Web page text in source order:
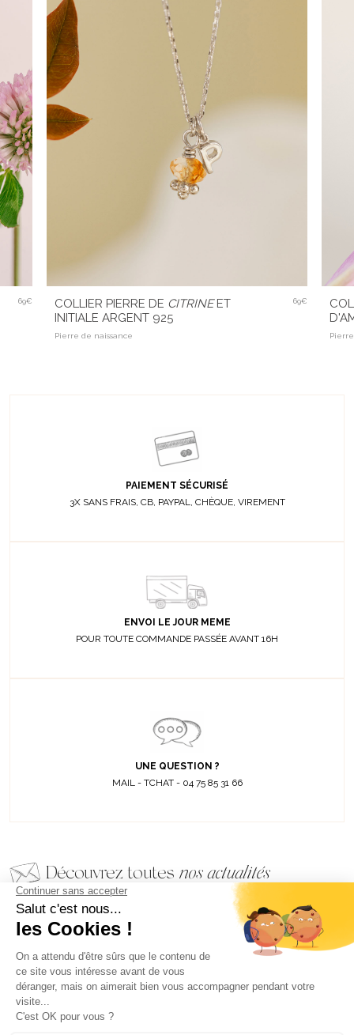
69€ COLLIER PIERRE DE CITRINEET
INITIALE ARGENT 925
Pierre de naissance
69€
PAIEMENT SÉCURISÉ
3X SANS FRAIS, CB, PAYPAL, CHÈQUE, VIREMENT
ENVOI LE JOUR MEME
POUR TOUTE COMMANDE PASSÉE AVANT 16H
UNE QUESTION ?
MAIL - TCHAT - 04 75 85 31 66
Découvrez toutes nos actualités
EMAIL
VALIDER